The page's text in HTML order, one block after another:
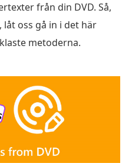
från din DVD. Så,
oss gå in i det här
metoderna.